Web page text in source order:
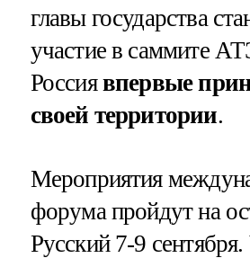
главы государства
участие в саммите
Россиявпервые
своей территории.
Мероприятия
форума пройдут на
Русский 7-9